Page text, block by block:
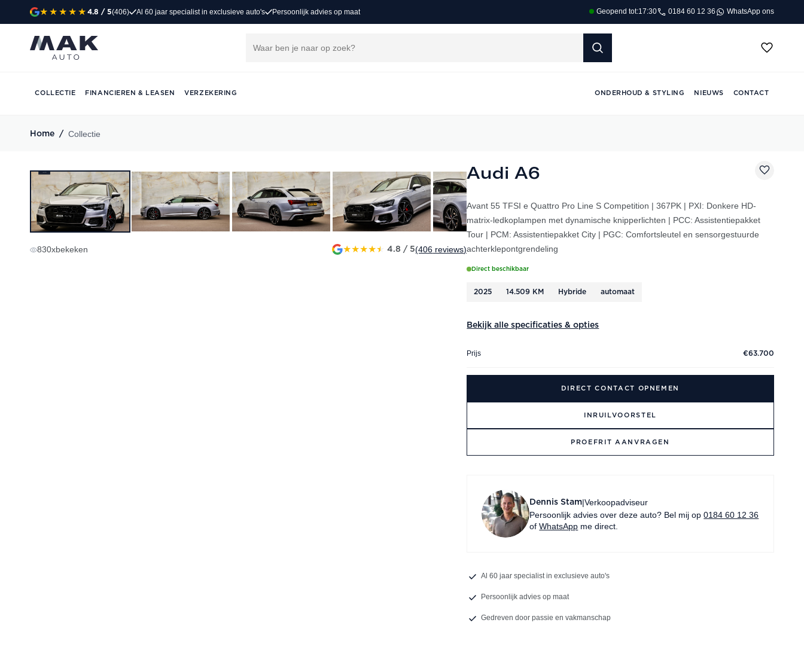
4.8 / 5(406) Al 60 jaar specialist in exclusieve auto's Persoonlijk advies op maat Geopend tot:17:30 0184 60 12 36 WhatsApp ons
COLLECTIE FINANCIEREN & LEASEN VERZEKERING ONDERHOUD & STYLING NIEUWS CONTACT
Home / Collectie
830xbekeken ★★★★★ 4.8 / 5(406 reviews)
Audi A6
Avant 55 TFSI e Quattro Pro Line S Competition | 367PK | PXI: Donkere HD-
matrix-ledkoplampen met dynamische knipperlichten | PCC: Assistentiepakket
Tour | PCM: Assistentiepakket City | PGC: Comfortsleutel en sensorgestuurde
achterklepontgrendeling
Direct beschikbaar
2025 14.509 KM Hybride automaat
Bekijk alle specificaties & opties
Prijs €63.700
DIRECT CONTACT OPNEMEN
INRUILVOORSTEL
PROEFRIT AANVRAGEN
Dennis Stam|Verkoopadviseur
Persoonlijk advies over deze auto? Bel mij op0184 60 12 36
ofWhatsApp me direct.
Al 60 jaar specialist in exclusieve auto's
Persoonlijk advies op maat
Gedreven door passie en vakmanschap